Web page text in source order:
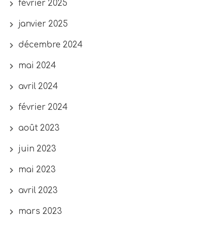
février 2025
janvier 2025
décembre 2024
mai 2024
avril 2024
février 2024
août 2023
juin 2023
mai 2023
avril 2023
mars 2023